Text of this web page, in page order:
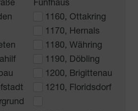
Fünfhaus
1160, Ottakring
1170, Hernals
1180, Währing
1190, Döbling
1200, Brigittenau
1210, Floridsdorf